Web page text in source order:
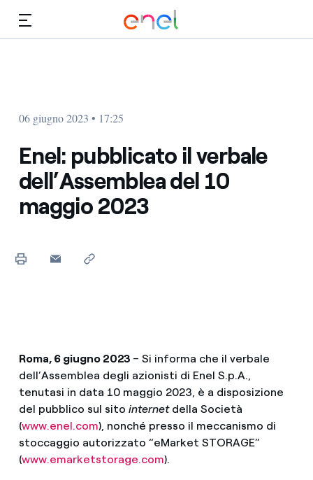
06 giugno 2023 • 17:25
Enel: pubblicato il verbale
dell’Assemblea del 10
maggio 2023
Roma, 6 giugno 2023 – Si informa che il verbale
dell’Assemblea degli azionisti di Enel S.p.A.,
tenutasi in data 10 maggio 2023, è a disposizione
del pubblico sul sito internetdella Società
(www.enel.com), nonché presso il meccanismo di
stoccaggio autorizzato “eMarket STORAGE”
(www.emarketstorage.com).